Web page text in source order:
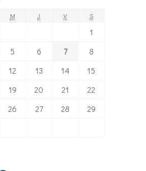
M J V S
1
5 6 7
8
12 13 14
15
19 20 21
22
26 27 28
29